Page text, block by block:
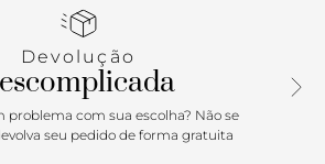
sobre os dedos. Aberto, o chinelo
Devolução
problema com sua escolha? Não se
seu pedido de forma gratuita